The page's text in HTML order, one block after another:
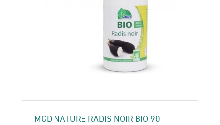
MGD NATURE RADIS NOIR BIO 90